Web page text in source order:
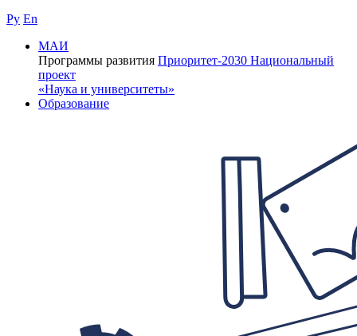
Ру En
МАИ
Программы развития Приоритет-2030 Национальный
проект
«Наука и университеты»
Образование